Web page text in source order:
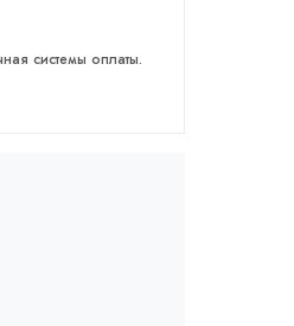
системы оплаты.